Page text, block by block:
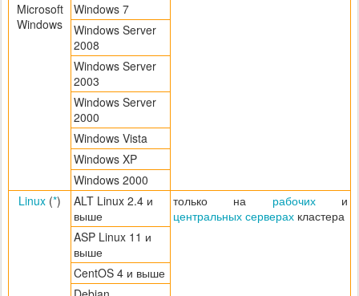
Microsoft
Windows
Windows 7
Windows Server
2008
Windows Server
2003
Windows Server
2000
Windows Vista
Windows XP
Windows 2000
Linux (*)
ALT Linux 2.4 и
выше
только на рабочихи
центральных серверах кластера
ASP Linux 11 и
выше
CentOS 4 и выше